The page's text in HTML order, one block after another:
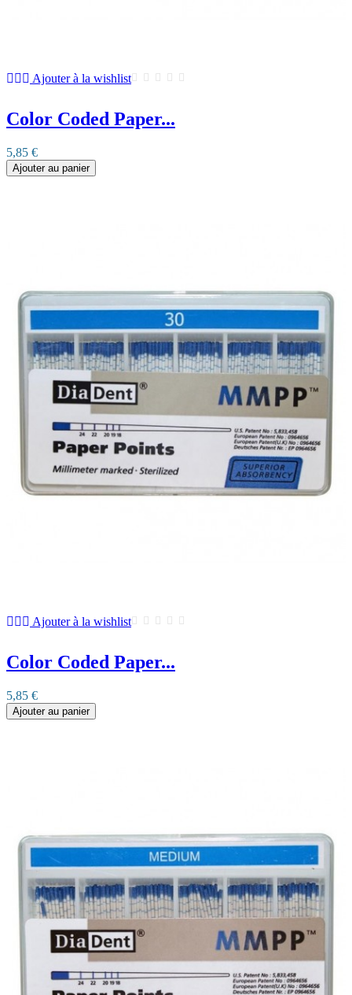
Ajouter à la wishlist
Color Coded Paper...
5,85 €
Ajouter au panier
Ajouter à la wishlist
Color Coded Paper...
5,85 €
Ajouter au panier